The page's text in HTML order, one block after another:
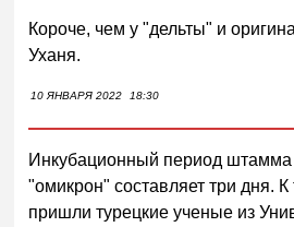
Короче, чем у "дельты" и
Уханя.
10 ЯНВАРЯ 2022 18:30
Инкубационный период штамма
"омикрон" составляет три дня.
пришли турецкие ученые из